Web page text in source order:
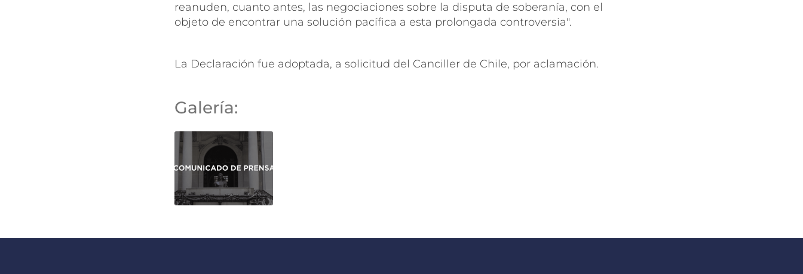
reanuden, cuanto antes, las negociaciones sobre la disputa de soberanía, con el
objeto de encontrar una solución pacífica a esta prolongada controversia".
La Declaración fue adoptada, a solicitud del Canciller de Chile, por aclamación.
Galería: